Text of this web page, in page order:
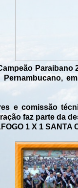
Paraibano
e comissão
faz parte da
1 X 1 SANTA